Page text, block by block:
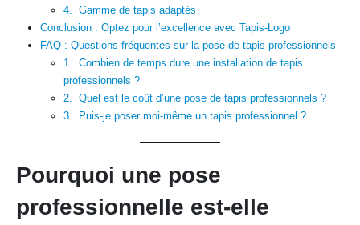
4. Gamme de tapis adaptés
Conclusion : Optez pour l’excellence avec Tapis-Logo
FAQ : Questions fréquentes sur la pose de tapis professionnels
1. Combien de temps dure une installation de tapis
professionnels ?
2. Quel est le coût d’une pose de tapis professionnels ?
3. Puis-je poser moi-même un tapis professionnel ?
Pourquoi une pose
professionnelle est-elle